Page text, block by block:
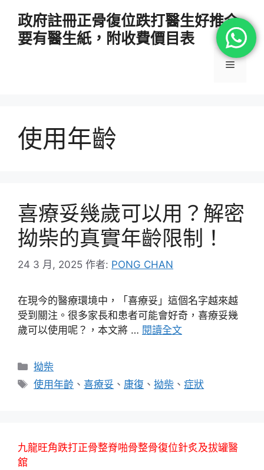
政府註冊正骨復位跌打醫生好推介
要有醫生紙，附收費價目表
選
使用年齡
喜療妥幾歲可以用？解密
拗柴的真實年齡限制！
24 3 月, 2025 作者: PONG CHAN
在現今的醫療環境中，「喜療妥」這個名字越來越
受到關注。很多家長和患者可能會好奇，喜療妥幾
歲可以使用呢？，本文將 … 閱讀全文
分
類
拗柴
標
使用年齡 、喜療妥 、 康復 、拗柴 、症狀
九龍旺角跌打正骨整脊啪骨整骨復位針炙及拔罐醫
舘